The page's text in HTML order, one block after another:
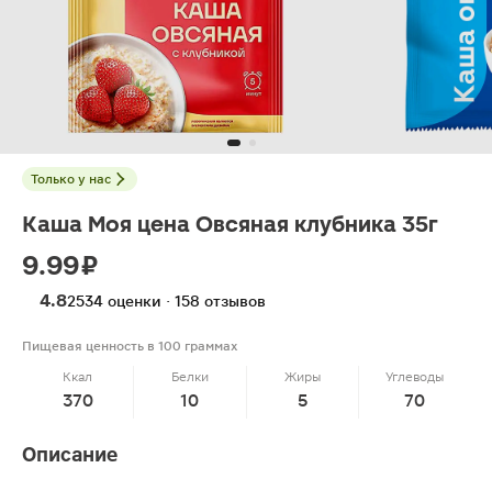
Только у нас
Каша Моя цена Овсяная клубника 35г
9.99 ₽
4.82534 оценки · 158 отзывов
Пищевая ценность в 100 граммах
Ккал
370
Белки
10
Жиры
5
Углеводы
70
Описание